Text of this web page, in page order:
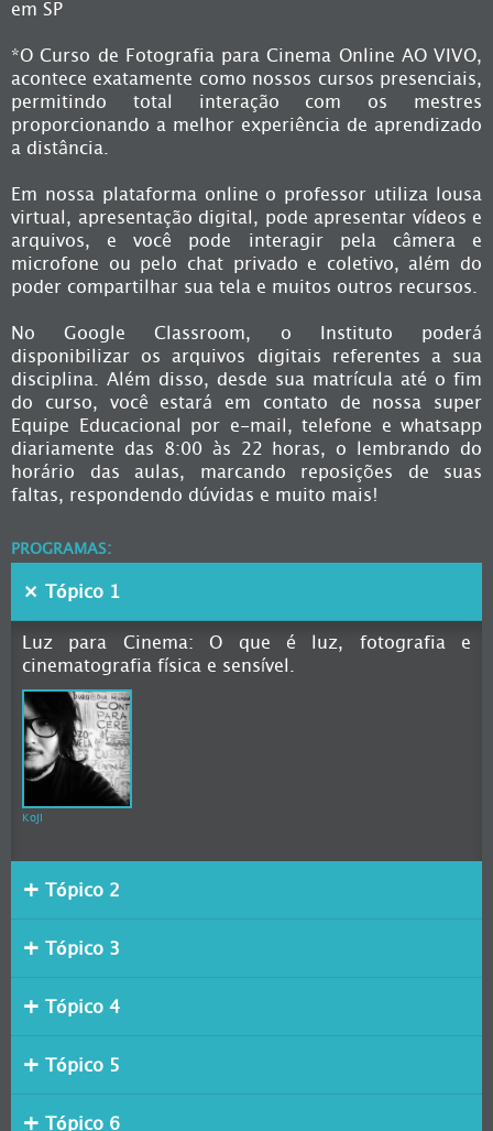
em SP
*O Curso de Fotografia para Cinema Online AO VIVO,
acontece exatamente como nossos cursos presenciais,
permitindo total interação com os mestres
proporcionando a melhor experiência de aprendizado
a distância.
Em nossa plataforma online o professor utiliza lousa
virtual, apresentação digital, pode apresentar vídeos e
arquivos, e você pode interagir pela câmera e
microfone ou pelo chat privado e coletivo, além do
poder compartilhar sua tela e muitos outros recursos.
No Google Classroom, o Instituto poderá
disponibilizar os arquivos digitais referentes a sua
disciplina. Além disso, desde sua matrícula até o fim
do curso, você estará em contato de nossa super
Equipe Educacional por e-mail, telefone e whatsapp
diariamente das 8:00 às 22 horas, o lembrando do
horário das aulas, marcando reposições de suas
faltas, respondendo dúvidas e muito mais!
PROGRAMAS:
Tópico 1
Luz para Cinema: O que é luz, fotografia e
cinematografia física e sensível.
Koji
Tópico 2
Tópico 3
Tópico 4
Tópico 5
Tópico 6